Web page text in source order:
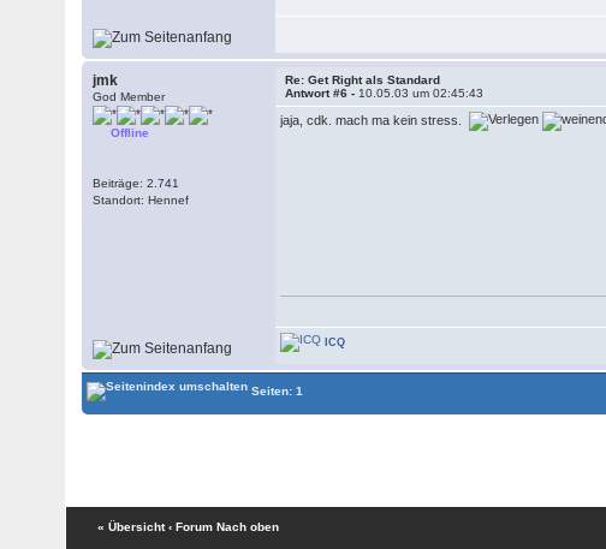
jmk
God Member
Offline
Beiträge: 2.741
Standort: Hennef
Re: Get Right als Standard
Antwort #6 - 10.05.03 um 02:45:43
jaja, cdk. mach ma kein stress.
ICQ
Seiten: 1
« Übersicht ‹ Forum Nach oben